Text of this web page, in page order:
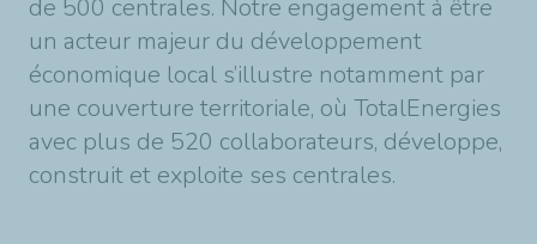
de 500 centrales. Notre engagement à être
un acteur majeur du développement
économique local s’illustre notamment par
une couverture territoriale, où TotalEnergies
avec plus de 520 collaborateurs, développe,
construit et exploite ses centrales.